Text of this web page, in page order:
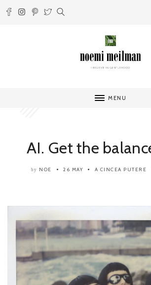
MENU
AI. Get the
by NOE 26 MAY A CINCEA PUTERE